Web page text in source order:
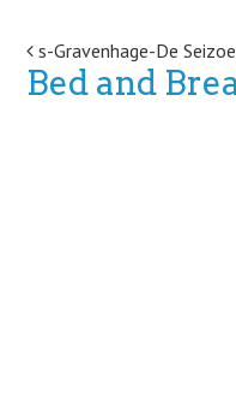
Post
s-Gravenhage-De
Bed and